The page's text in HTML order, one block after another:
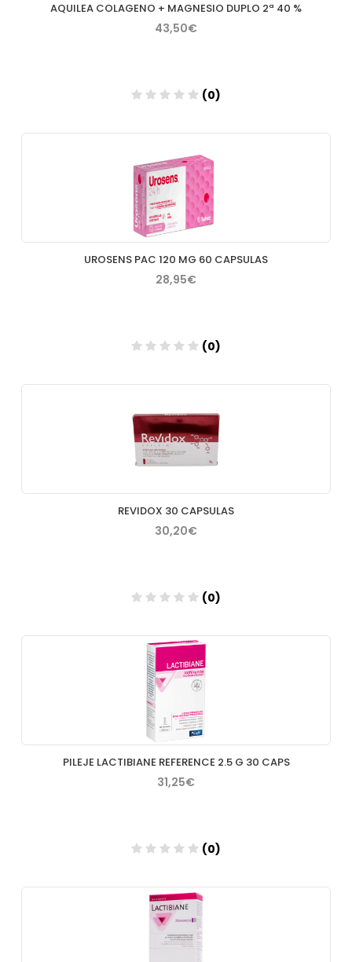
AQUILEA COLAGENO + MAGNESIO DUPLO 2ª 40 %
43,50€
(0)
Añadir
UROSENS PAC 120 MG 60 CAPSULAS
28,95€
(0)
REVIDOX 30 CAPSULAS
30,20€
(0)
Añadir
PILEJE LACTIBIANE REFERENCE 2.5 G 30 CAPS
31,25€
(0)
Añadir